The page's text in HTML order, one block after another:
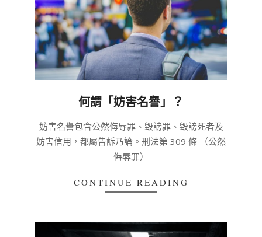
何謂「妨害名譽」？
03-
04
妨害名譽包含公然侮辱罪、毀謗罪、毀謗死者及
妨害信用，都屬告訴乃論。刑法第 309 條 （公然
侮辱罪）
CONTINUE READING